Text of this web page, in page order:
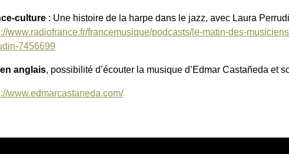
culture : Une histoire de la harpe dans le jazz, avec Laura
www.radiofrance.fr/francemusique/podcasts/le-matin-des-
7456699
anglais, possibilité d’écouter la musique d’Edmar Castañeda et
www.edmarcastaneda.com/